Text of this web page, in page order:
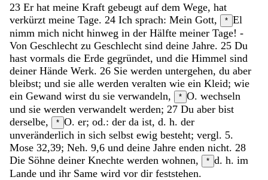
23 Er hat meine Kraft gebeugt auf dem Wege, hat
verkürzt meine Tage. 24 Ich sprach: Mein Gott, * El
nimm mich nicht hinweg in der Hälfte meiner Tage! -
Von Geschlecht zu Geschlecht sind deine Jahre. 25 Du
hast vormals die Erde gegründet, und die Himmel sind
deiner Hände Werk. 26 Sie werden untergehen, du aber
bleibst; und sie alle werden veralten wie ein Kleid; wie
ein Gewand wirst du sie verwandeln, * O. wechseln
und sie werden verwandelt werden; 27 Du aber bist
derselbe, * O. er; od.: der da ist, d. h. der
unveränderlich in sich selbst ewig besteht; vergl. 5.
Mose 32,39; Neh. 9,6 und deine Jahre enden nicht. 28
Die Söhne deiner Knechte werden wohnen, * d. h. im
Lande und ihr Same wird vor dir feststehen.